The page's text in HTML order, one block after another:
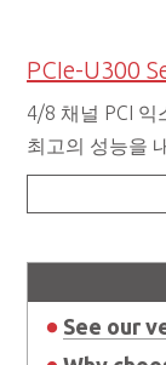
PCIe-U300
4/8 채널 PCI 익
최고의 성능을